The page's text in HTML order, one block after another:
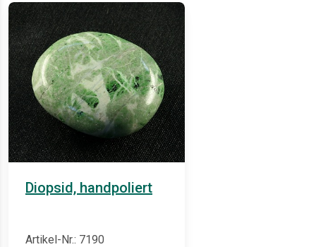
Diopsid, handpoliert
Artikel-Nr.: 7190